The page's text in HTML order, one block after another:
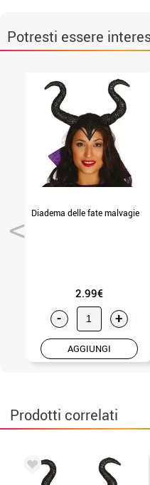
Potresti essere
Diadema delle fate malvagie
2.99€
- +
AGGIUNGI
Prodotti correlati